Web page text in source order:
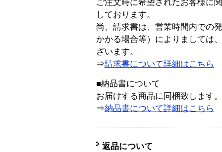
ご注文時に希望されたお客様に
しております。
尚、請求書は、営業時間内での
かかる場合等）によりましては
ざいます。
⇒請求書について詳細はこちら
■納品書について
お届けする商品に同梱致します。
⇒納品書について詳細はこちら
返品について